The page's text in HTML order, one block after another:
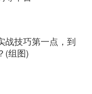
战技巧第一点，到
(组图)